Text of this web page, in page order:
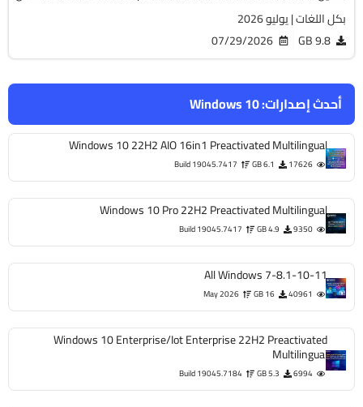
Windows 10
Windows 10 22H2 AIO 16in1 Preactivated
6.1 GB
Build 19045.7417
Windows 10 Pro 22H2 Preactivated
4.9 GB
Build 19045.7417
All Windows 7-
16 GB
May 2026
Windows 10 Enterprise/Iot Enterprise 22H2
5.3 GB
Build 19045.7184
2026
07/29/2026